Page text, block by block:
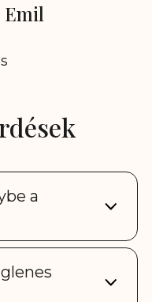
Emil
a